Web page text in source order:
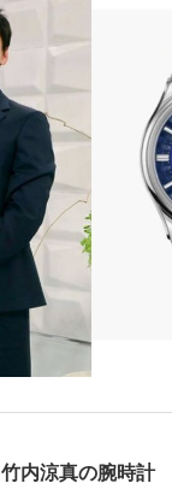
竹内涼真の腕時計